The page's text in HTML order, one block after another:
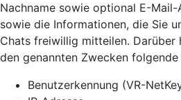
Nachname sowie optional E-Mail-
sowie die Informationen, die Sie
Chats freiwillig mitteilen. Darüber
den genannten Zwecken folgende
Benutzerkennung (VR-